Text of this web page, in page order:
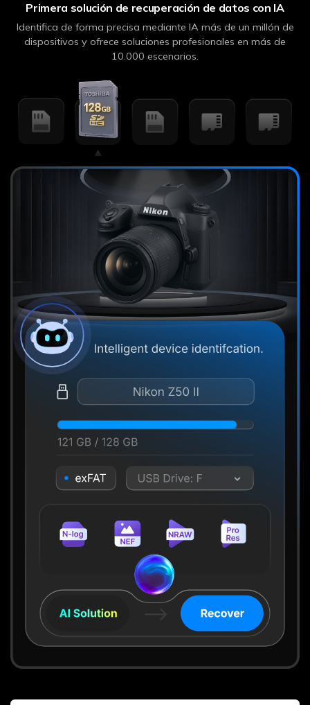
Primera solución de recuperación de datos con IA
Identifica de forma precisa mediante IA más de un millón de
dispositivos y ofrece soluciones profesionales en más de
10.000 escenarios.